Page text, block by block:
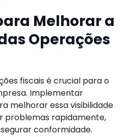
Melhorar a
Operações
fiscais é crucial para o
Implementar
melhorar essa visibilidade
problemas rapidamente,
conformidade.